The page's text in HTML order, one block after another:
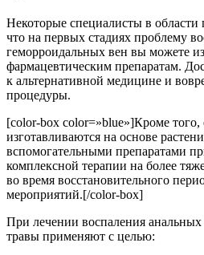
Некоторые специалисты в области
что на первых стадиях проблему
геморроидальных вен вы можете
фармацевтическим препаратам.
к альтернативной медицине и
процедуры.
[color-box color=»blue»]Кроме того,
изготавливаются на основе
вспомогательными препаратами
комплексной терапии на более
во время восстановительного
мероприятий.[/color-box]
При лечении воспаления
травы применяют с целью: